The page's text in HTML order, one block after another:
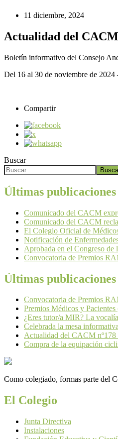
11 diciembre, 2024
Actualidad del CACM
Boletín informativo del Consejo
Del 16 al 30 de noviembre de
Compartir
Buscar
Últimas
Comunicado del CACM
Comunicado del CACM
El Colegio Oficial de
Notificación de
Aprobada en el Congreso
Convocatoria de Premios
Últimas
Convocatoria de Premios
Premios Médicos y
¿Eres tutor/a MIR? La
Celebrada la mesa
Actualidad del CACM
Compra de la equipación
Como colegiado, formas parte del
El Colegio
Junta Directiva
Instalaciones